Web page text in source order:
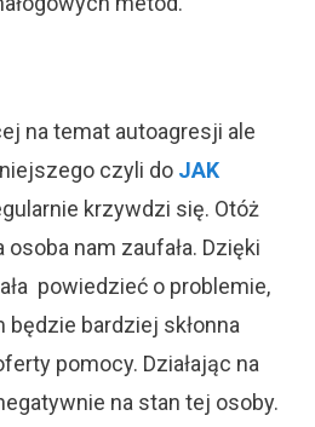
na temat autoagresji ale
czyli do JAK
krzywdzi się. Otóż
osoba nam zaufała. Dzięki
powiedzieć o problemie,
bardziej skłonna
pomocy. Działając na
na stan tej osoby.